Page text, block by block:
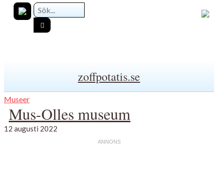
zoffpotatis.se
Museer
Mus-Olles museum
12 augusti 2022